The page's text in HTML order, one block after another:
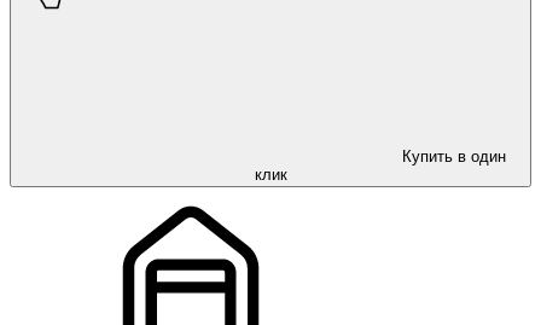
Купить в один
клик